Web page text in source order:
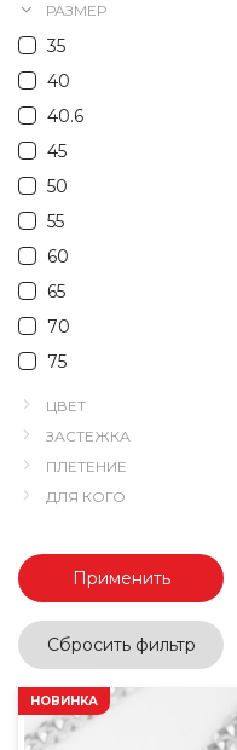
РАЗМЕР
35
40
40.6
45
50
55
60
65
70
75
ЦВЕТ
ЗАСТЕЖКА
ПЛЕТЕНИЕ
ДЛЯ КОГО
Применить
Сбросить фильтр
НОВИНКА